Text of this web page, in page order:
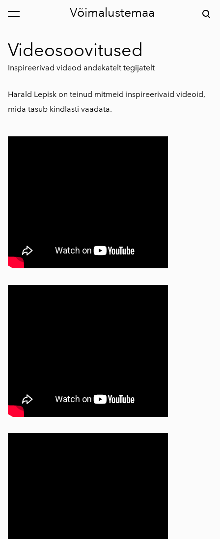
Võimalustemaa
lisati ostukorvi. Vaata ostukorvi
Videosoovitused
Inspireerivad videod andekatelt tegijatelt
Harald Lepisk on teinud mitmeid inspireerivaid videoid,
mida tasub kindlasti vaadata.